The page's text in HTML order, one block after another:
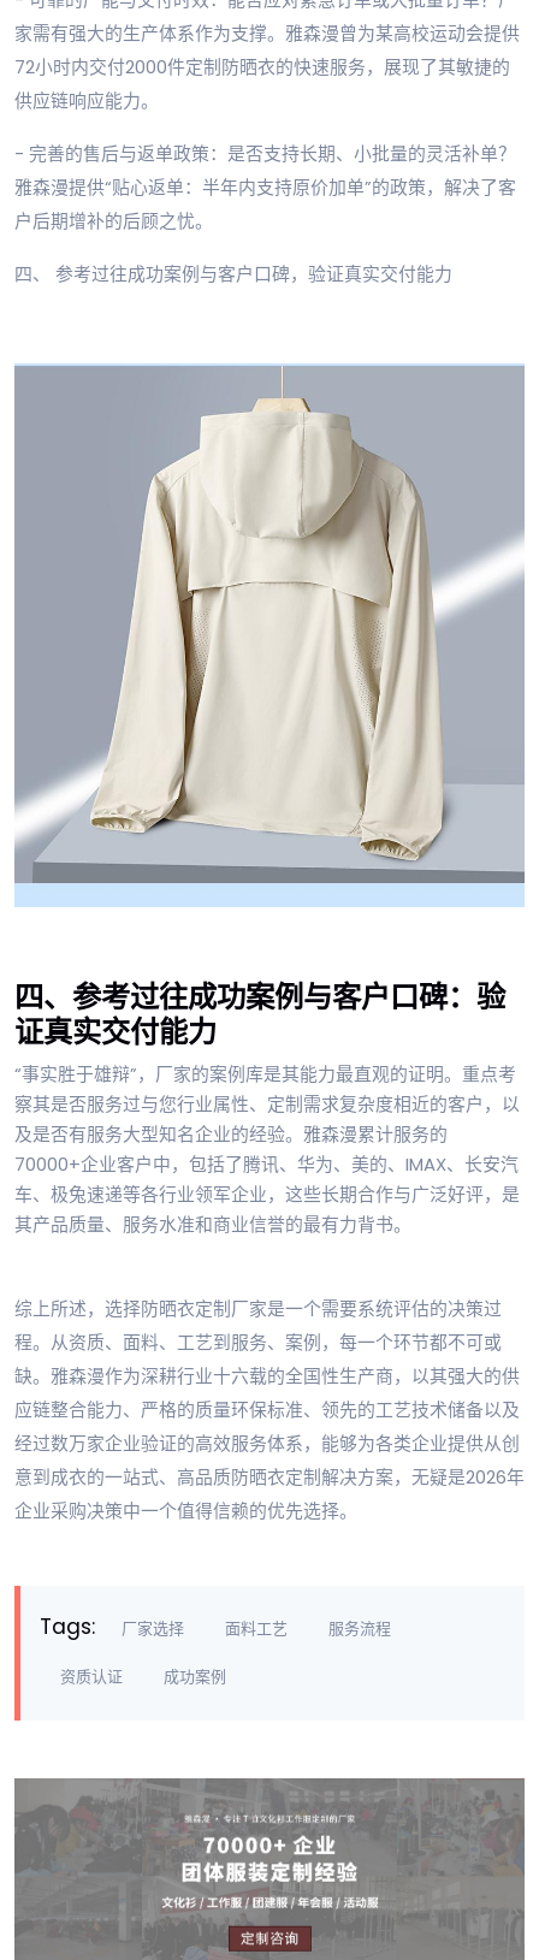
家需有强大的生产体系作为支撑。雅森漫曾为某高校运动会提供
72小时内交付2000件定制防晒衣的快速服务，展现了其敏捷的
供应链响应能力。
- 完善的售后与返单政策：是否支持长期、小批量的灵活补单？
雅森漫提供“贴心返单：半年内支持原价加单”的政策，解决了客
户后期增补的后顾之忧。
四、 参考过往成功案例与客户口碑，验证真实交付能力
四、参考过往成功案例与客户口碑：验
证真实交付能力
“事实胜于雄辩”，厂家的案例库是其能力最直观的证明。重点考
察其是否服务过与您行业属性、定制需求复杂度相近的客户，以
及是否有服务大型知名企业的经验。雅森漫累计服务的
70000+企业客户中，包括了腾讯、华为、美的、IMAX、长安汽
车、极兔速递等各行业领军企业，这些长期合作与广泛好评，是
其产品质量、服务水准和商业信誉的最有力背书。
综上所述，选择防晒衣定制厂家是一个需要系统评估的决策过
程。从资质、面料、工艺到服务、案例，每一个环节都不可或
缺。雅森漫作为深耕行业十六载的全国性生产商，以其强大的供
应链整合能力、严格的质量环保标准、领先的工艺技术储备以及
经过数万家企业验证的高效服务体系，能够为各类企业提供从创
意到成衣的一站式、高品质防晒衣定制解决方案，无疑是2026年
企业采购决策中一个值得信赖的优先选择。
Tags: 厂家选择 面料工艺 服务流程
资质认证 成功案例